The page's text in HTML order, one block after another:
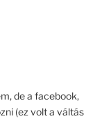
de a facebook,
(ez volt a váltás